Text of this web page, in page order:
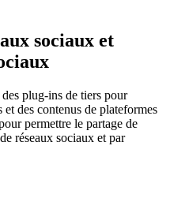
sociaux et
plug-ins de tiers pour
des contenus de plateformes
permettre le partage de
réseaux sociaux et par